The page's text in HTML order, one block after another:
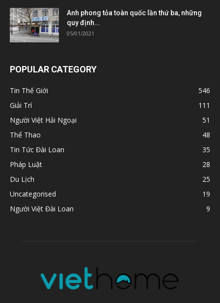
Anh phong tỏa toàn quốc lần thứ ba, những
quy định...
05/01/2021
POPULAR CATEGORY
Tin Thế Giới
546
Giải Trí
111
Người Việt Hải Ngoại
51
Thể Thao
48
Tin Tức Đài Loan
35
Pháp Luật
28
Du Lịch
25
Uncategorised
19
Người Việt Đài Loan
9